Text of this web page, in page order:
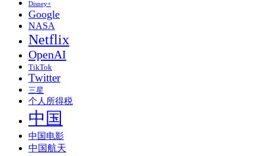
Disney+
Google
NASA
Netflix
OpenAI
TikTok
Twitter
三星
个人所得税
中国
中国电影
中国航天